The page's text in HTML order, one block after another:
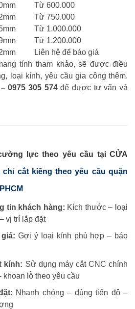
Từ 600.000
Từ 750.000
Từ 1.000.000
Từ 1.200.000
Liên hệ để báo giá
tính tham khảo, sẽ được điều
loại kính, yêu cầu gia công thêm.
0975 305 574để được tư vấn và
lực theo yêu cầu tại CỬA
chỉ cắt kiếng theo yêu cầu quận
tin khách hàng: Kích thước – loại
vị trí lắp đặt
Gợi ý loại kính phù hợp – báo
kính: Sử dụng máy cắt CNC chính
khoan lỗ theo yêu cầu
Nhanh chóng – đúng tiến độ –